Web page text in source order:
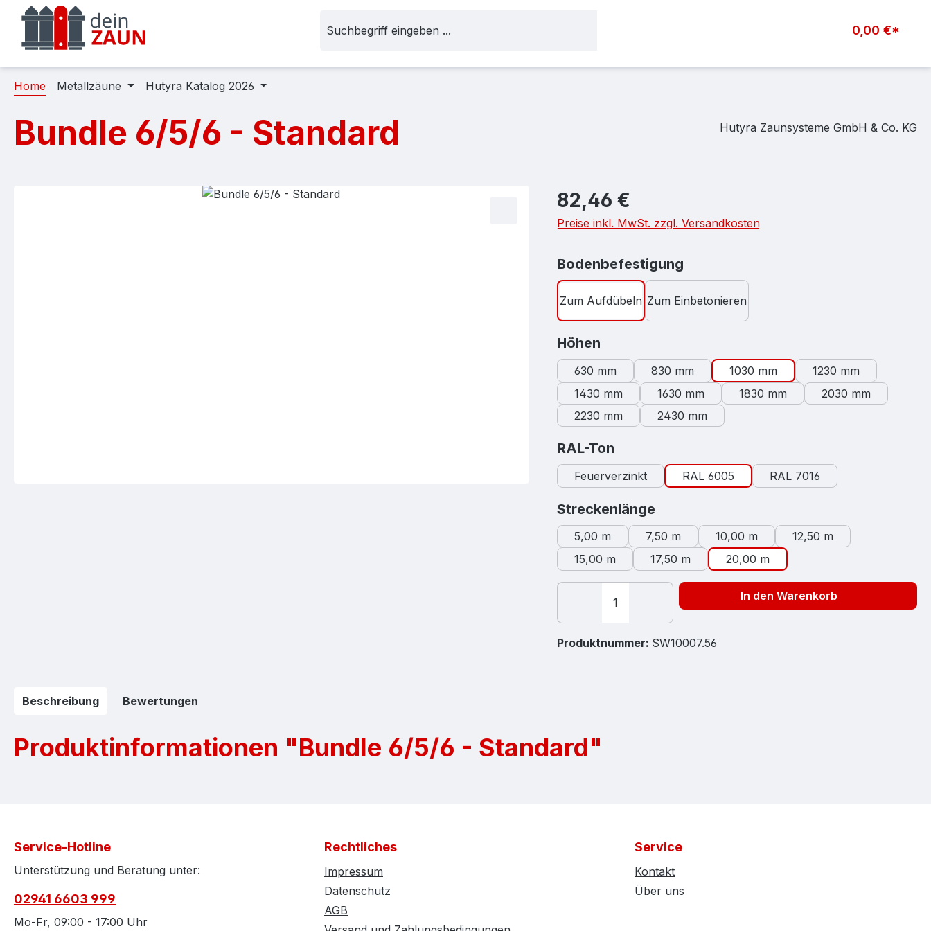
Hauptinhalt springen
Zur Suche springen
Zur Hauptnavigation springen
0,00 €*
Home Metallzäune Hutyra Katalog 2026
Bundle 6/5/6 - Standard Hutyra Zaunsysteme GmbH & Co. KG
Regulärer Preis:
82,46 €
Preise inkl. MwSt. zzgl. Versandkosten
Bodenbefestigung
Zum Aufdübeln Zum Einbetonieren
Höhen
630 mm 830 mm 1030 mm
1230 mm
1430 mm
1630 mm 1830 mm
2030 mm
2230 mm
2430 mm
RAL-Ton
Feuerverzinkt RAL 6005 RAL 7016
Streckenlänge
5,00 m 7,50 m 10,00 m
12,50 m
15,00 m
17,50 m 20,00 m
In den Warenkorb
Produktnummer: SW10007.56
Beschreibung Bewertungen
Produktinformationen "Bundle 6/5/6 - Standard"
Service-Hotline
Unterstützung und Beratung unter:
02941 6603 999
Mo-Fr, 09:00 - 17:00 Uhr
Rechtliches
Impressum
Datenschutz
AGB
Service
Kontakt
Über uns